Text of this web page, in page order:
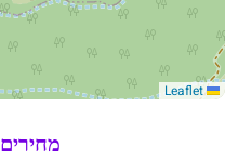
Leaflet
מחירים